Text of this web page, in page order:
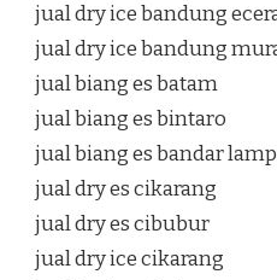
jual dry ice bandung
jual dry ice bandung
jual biang es batam
jual biang es bintaro
jual biang es bandar
jual dry es cikarang
jual dry es cibubur
jual dry ice cikarang